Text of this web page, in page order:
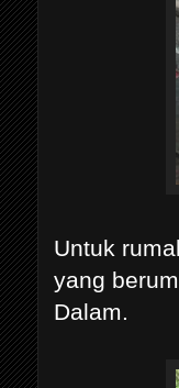
Untuk
yang
Dalam.